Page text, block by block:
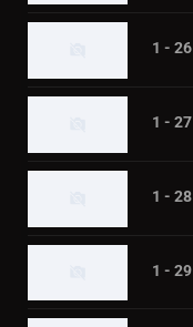
1 - 26
1 - 27
1 - 28
1 - 29